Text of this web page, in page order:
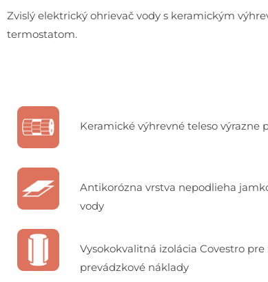
Zvislý elektrický ohrievač vody s keramickým
termostatom.
Keramické výhrevné teleso výrazne
Antikorózna vrstva nepodlieha
vody
Vysokokvalitná izolácia Covestro
prevádzkové náklady